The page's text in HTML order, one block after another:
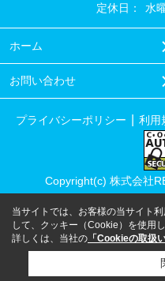
定休日：
水
ホーム
お問い合わせ
プライバシーポリシー 利用
Copyright(c) 株式会社
当サイトでは、お客様の当サイト
して、クッキー（Cookie）を使用し
詳しくは、当社の 「Cookieの取扱